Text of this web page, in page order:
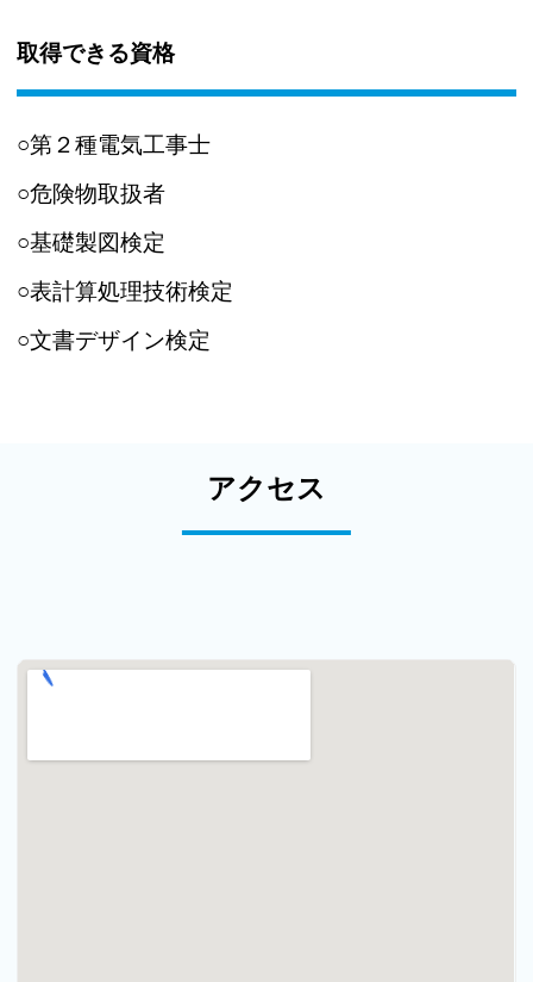
取得できる資格
○第２種電気工事士
○危険物取扱者
○基礎製図検定
○表計算処理技術検定
○文書デザイン検定
アクセス